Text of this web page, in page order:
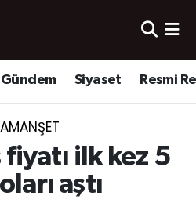
Gündem Siyaset Resmi
fiyatı ilk kez 5
aştı
ve Fikstür